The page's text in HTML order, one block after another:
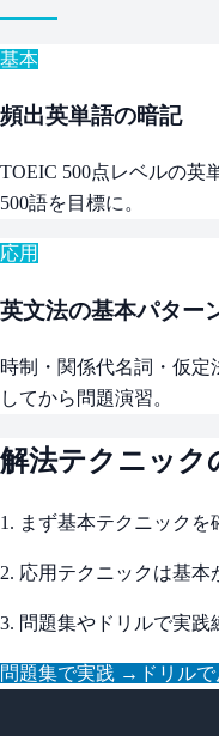
基本
頻出英単語の暗記
TOEIC 500点レベルの英
500語を目標に。
応用
英文法の基本パター
時制・関係代名詞・仮
してから問題演習。
解法テクニック
1. まず基本テクニックを
2. 応用テクニックは基本
3. 問題集やドリルで実践
問題集で実践 → ドリル